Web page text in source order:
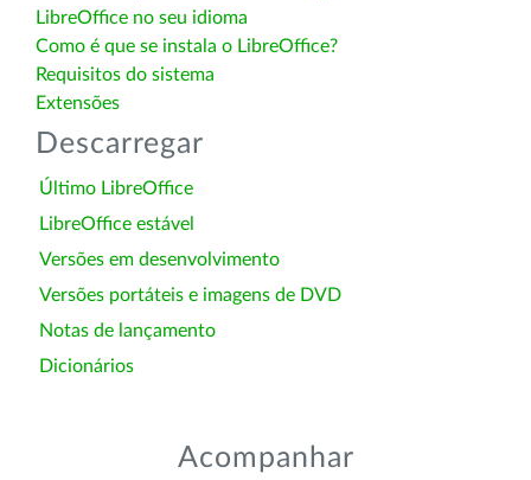
LibreOffice no seu idioma
Como é que se instala o LibreOffice?
Requisitos do sistema
Extensões
Descarregar
Último LibreOffice
LibreOffice estável
Versões em desenvolvimento
Versões portáteis e imagens de DVD
Notas de lançamento
Dicionários
Acompanhar